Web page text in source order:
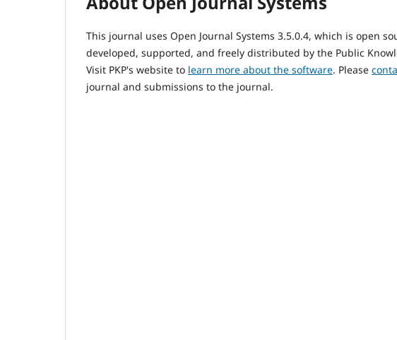
This journal uses Open Journal Systems 3.5.0.4, which is open
developed, supported, and freely distributed by the Public
Visit PKP's website to learn more about the software. Please
journal and submissions to the journal.